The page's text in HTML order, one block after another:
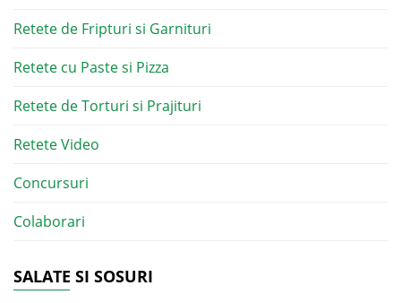
Retete de Fripturi si Garnituri
Retete cu Paste si Pizza
Retete de Torturi si Prajituri
Retete Video
Concursuri
Colaborari
SALATE SI SOSURI